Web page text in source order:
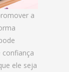
a
confiança
ele seja